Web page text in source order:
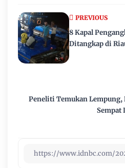
Peneliti Temukan Lempung,
Sempat
PREVIOUS
8 Kapal
Ditangkap di